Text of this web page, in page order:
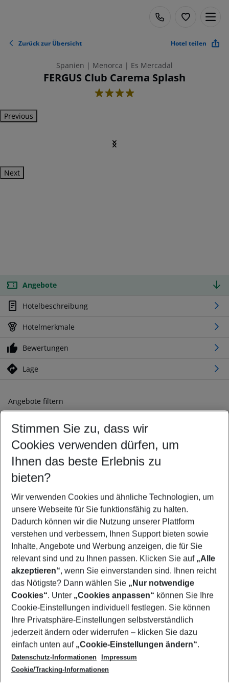
Zurück zur Übersicht Hotel teilen
Spanien | Menorca | Es Mercadal
FERGUS Club Carema Splash
4
Previous
Next
Angebote
Hotelbeschreibung
Hotelmerkmale
Bewertungen
Lage
Angebote filtern
Ändern Sie Ihre Kriterien nach Ihren Wünschen
Abflughafen wählen
Beliebiger Abflughafen
Reisezeitraum wählen
07.08.26– 05.08.27 5-8 Nächte
2 Erwachsene Keine Kinder
Mehr Filter anzeigen
Footer
Footer navigation
Über uns
AGB
Cookie-Einstellungen ändern
Cookie-Richtlinie
Datenschutz
Service & Hilfe
Barrierefreies Reisen
Check-in
Folgen Sie uns
Stimmen Sie zu, dass wir
Cookies verwenden dürfen, um
Ihnen das beste Erlebnis zu
bieten?
Wir verwenden Cookies und ähnliche Technologien, um
unsere Webseite für Sie funktionsfähig zu halten.
Dadurch können wir die Nutzung unserer Plattform
verstehen und verbessern, Ihnen Support bieten sowie
Inhalte, Angebote und Werbung anzeigen, die für Sie
relevant sind und zu Ihnen passen. Klicken Sie auf „Alle
akzeptieren“, wenn Sie einverstanden sind. Ihnen reicht
das Nötigste? Dann wählen Sie „Nur notwendige
Cookies“. Unter „Cookies anpassen“ können Sie Ihre
Cookie-Einstellungen individuell festlegen. Sie können
Ihre Privatsphäre-Einstellungen selbstverständlich
jederzeit ändern oder widerrufen – klicken Sie dazu
einfach unten auf „Cookie-Einstellungen ändern“.
Datenschutz-Informationen
Impressum
Cookie/Tracking-Informationen